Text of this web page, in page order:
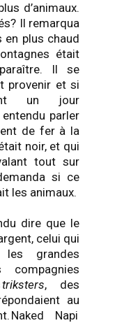
d’animaux.
Il remarqua
en plus chaud
était
Il se
provenir et si
un jour
parler
de fer à la
noir, et qui
tout sur
si ce
les animaux.
dire que le
celui qui
grandes
compagnies
triksters, des
au
Naked
Napi